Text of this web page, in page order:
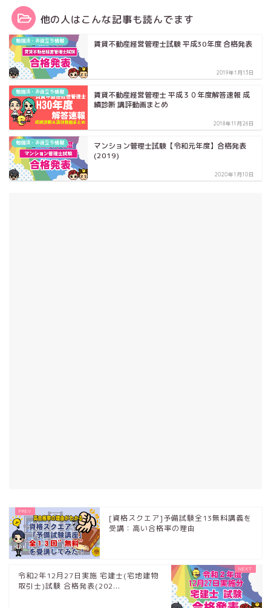
他の人はこんな記事も読んでます
勉強法・お役立ち情報 賃貸不動産経営管理士試験 平成30年度 合格発表
2019年1月13日
勉強法・お役立ち情報
賃貸不動産経営管理士 平成３０年度解答速報 成
績診断 講評動画まとめ
2018年11月26日
勉強法・お役立ち情報
マンション管理士試験【令和元年度】合格発表
(2019)
2020年1月10日
[資格スクエア]予備試験全13無料講義を
受講：高い合格率の理由
令和2年12月27日実施 宅建士(宅地建物
取引士)試験 合格発表(202...